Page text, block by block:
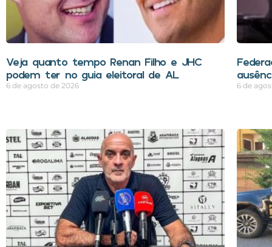
Veja quanto tempo Renan Filho e JHC
podem ter no guia eleitoral de AL
6 de agosto de 2026 6 de